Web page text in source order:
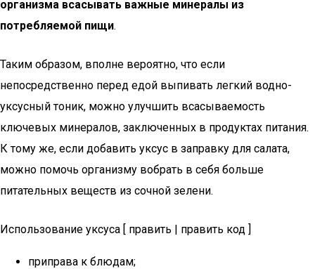
организма всасывать важные минералы из
потребляемой пищи.
Таким образом, вполне вероятно, что если
непосредственно перед едой выпивать легкий водно-
уксусный тоник, можно улучшить всасываемость
ключевых минералов, заключенных в продуктах питания.
К тому же, если добавить уксус в заправку для салата,
можно помочь организму вобрать в себя больше
питательных веществ из сочной зелени.
Использование уксуса [ править | править код ]
приправа к блюдам;